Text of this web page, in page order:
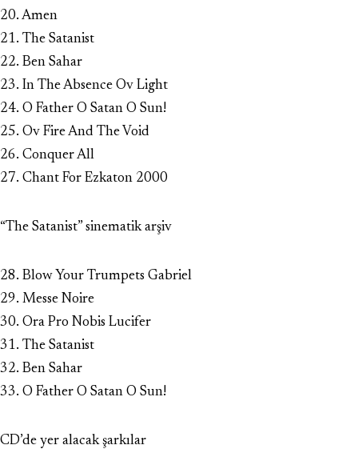
20. Amen
21. The Satanist
22. Ben Sahar
23. In The Absence Ov Light
24. O Father O Satan O Sun!
25. Ov Fire And The Void
26. Conquer All
27. Chant For Ezkaton 2000
“The Satanist” sinematik arşiv
28. Blow Your Trumpets Gabriel
29. Messe Noire
30. Ora Pro Nobis Lucifer
31. The Satanist
32. Ben Sahar
33. O Father O Satan O Sun!
CD’de yer alacak şarkılar